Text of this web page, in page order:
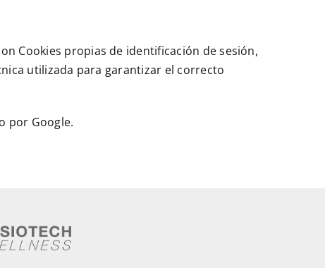
Cookies propias de identificación de sesión,
utilizada para garantizar el correcto
por Google.